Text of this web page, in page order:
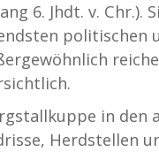
6. Jhdt. v. Chr.).
politischen
in den
Herdstellen